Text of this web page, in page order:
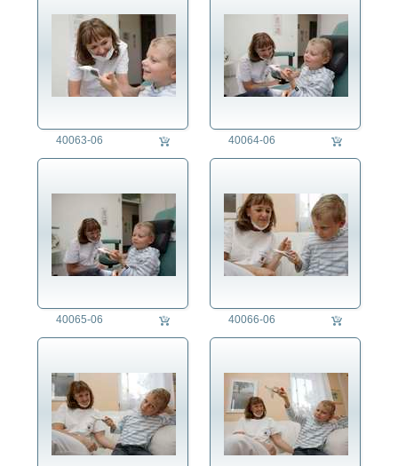
Edelsteinschleifer/in
Elektriker/in
Elektrotechniker/in
Ergotherapeut/in
Falkner/in
Feuerwehrmann/-frau
Fischer/in
Fotograf/in
Friseur/Friseuse
Gärtner/in
Gesundheitstester/in
Glasbläser
Goldschmied/in
Hausfrau/Hausmann
Hebamme
Heilpädagoge/Heilpädagogin
40063-06 40064-06
40065-06 40066-06